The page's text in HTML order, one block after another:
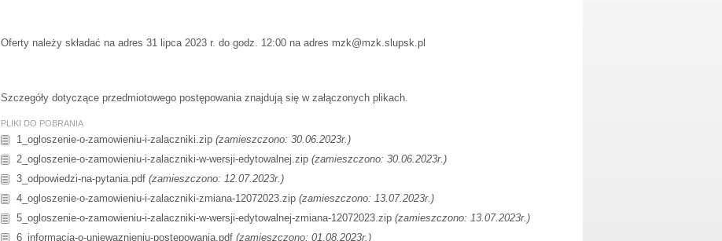
Oferty należy składać na adres 31 lipca 2023 r. do godz. 12:00 na adres mzk@mzk.slupsk.pl
Szczegóły dotyczące przedmiotowego postępowania znajdują się w załączonych plikach.
PLIKI DO POBRANIA
1_ogloszenie-o-zamowieniu-i-zalaczniki.zip (zamieszczono: 30.06.2023r.)
2_ogloszenie-o-zamowieniu-i-zalaczniki-w-wersji-edytowalnej.zip (zamieszczono: 30.06.2023r.)
3_odpowiedzi-na-pytania.pdf (zamieszczono: 12.07.2023r.)
4_ogloszenie-o-zamowieniu-i-zalaczniki-zmiana-12072023.zip (zamieszczono: 13.07.2023r.)
5_ogloszenie-o-zamowieniu-i-zalaczniki-w-wersji-edytowalnej-zmiana-12072023.zip (zamieszczono: 13.07.2023r.)
6_informacja-o-uniewaznieniu-postepowania.pdf (zamieszczono: 01.08.2023r.)